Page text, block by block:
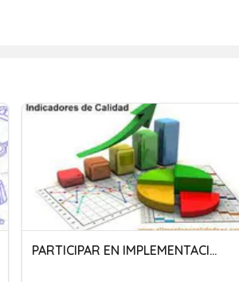
PARTICIPAR EN IMPLEMENTACION DE SISTEMAS DE GESTION DE CALIDAD